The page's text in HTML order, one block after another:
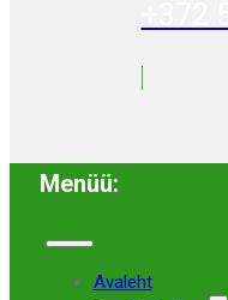
Menüü:
Avaleht